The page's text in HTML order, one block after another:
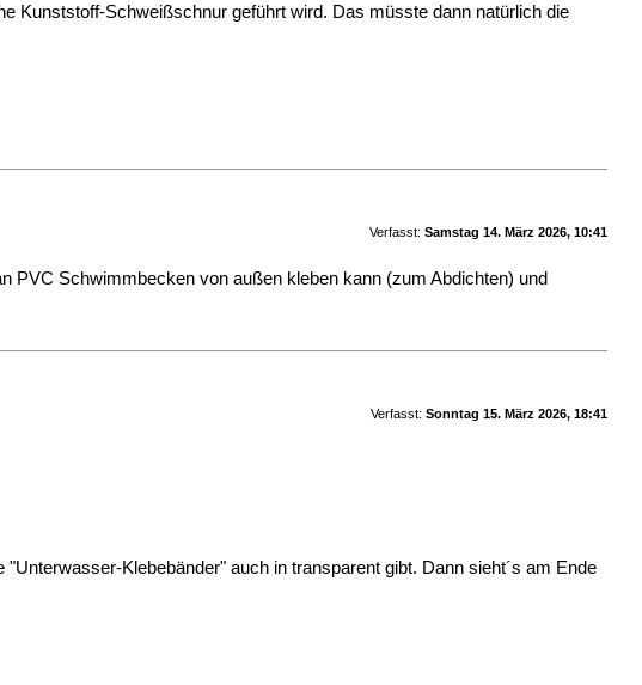
Kunststoff-Schweißschnur geführt wird. Das müsste dann natürlich die
Verfasst: Samstag 14. März 2026, 10:41
PVC Schwimmbecken von außen kleben kann (zum Abdichten) und
Verfasst: Sonntag 15. März 2026, 18:41
Klebebänder" auch in transparent gibt. Dann sieht´s am Ende